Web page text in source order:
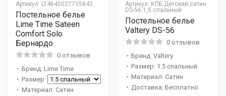
Артикул: LT4640027735842
Постельное белье
Lime Time Sateen
Comfort Solo
Бернардо
0 отзывов
Бренд: Lime Time
Размер:
Материал: Сатин
Артикул: КПБ Детский сатин
DS-56 1,5 спальный
Постельное белье
Valtery DS-56
0 отзывов
Бренд: Valtery
Размер: 1.5 спальный
Материал: Сатин
Доставка: Бесплатно